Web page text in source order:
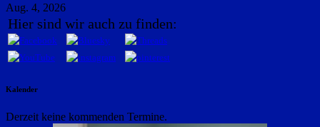
Aug. 4, 2026
Hier sind wir auch zu finden:
Kalender
Derzeit keine kommenden Termine.